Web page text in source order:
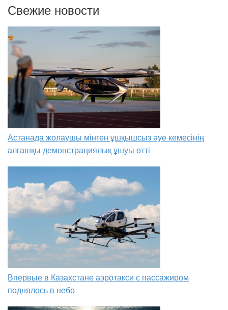
Свежие новости
Астанада жолаушы мінген ұшқышсыз әуе кемесінің
алғашқы демонстрациялық ұшуы өтті
Впервые в Казахстане аэротакси с пассажиром
поднялось в небо